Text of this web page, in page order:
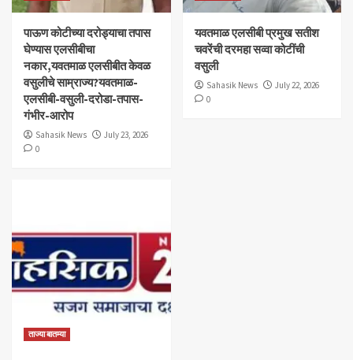
पाऊण कोटीच्या दरोड्याचा तपास
घेण्यास एलसीबीचा
नकार,यवतमाळ एलसीबीत केवळ
वसुलीचे साम्राज्य?यवतमाळ-
एलसीबी-वसुली-दरोडा-तपास-
गंभीर-आरोप
Sahasik News
July 23, 2026
0
यवतमाळ एलसीबी प्रमुख सतीश
चवरेंची दरमहा सव्वा कोटींची
वसुली
Sahasik News
July 22, 2026
0
ताज्या बातम्या